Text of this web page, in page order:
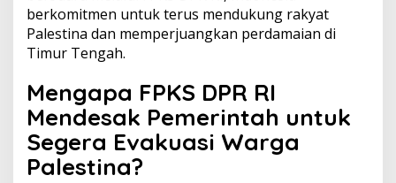
berkomitmen untuk terus mendukung rakyat
Palestina dan memperjuangkan perdamaian di
Timur Tengah.
Mengapa FPKS DPR RI
Mendesak Pemerintah untuk
Segera Evakuasi Warga
Palestina?